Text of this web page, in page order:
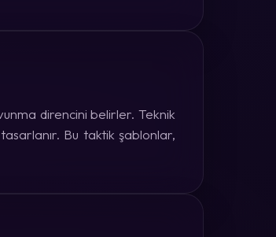
direncini belirler. Teknik
Bu taktik şablonlar,